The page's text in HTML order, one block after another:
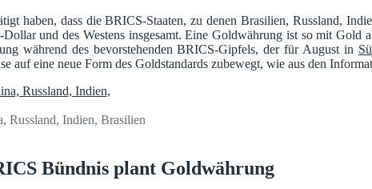
haben, dass die BRICS-Staaten, zu denen Brasilien, Russland,
und des Westens insgesamt. Eine Goldwährung ist so mit Gold
während des bevorstehenden BRICS-Gipfels, der für August in
auf eine neue Form des Goldstandards zubewegt, wie aus den
Russland, Indien, Brasilien
Bündnis plant Goldwährung